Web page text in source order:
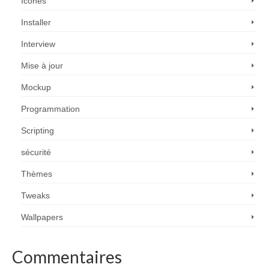
Installer
Interview
Mise à jour
Mockup
Programmation
Scripting
sécurité
Thèmes
Tweaks
Wallpapers
Commentaires